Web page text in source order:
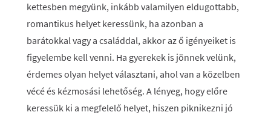
kettesben megyünk, inkább valamilyen eldugottabb,
romantikus helyet keressünk, ha azonban a
barátokkal vagy a családdal, akkor az ő igényeiket is
figyelembe kell venni. Ha gyerekek is jönnek velünk,
érdemes olyan helyet választani, ahol van a közelben
vécé és kézmosási lehetőség. A lényeg, hogy előre
keressük ki a megfelelő helyet, hiszen piknikezni jó